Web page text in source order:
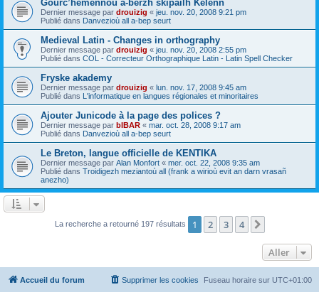
Gourc’hemennoù a-berzh skipailh Kelenn
Dernier message par drouizig « jeu. nov. 20, 2008 9:21 pm
Publié dans Danvezioù all a-bep seurt
Medieval Latin - Changes in orthography
Dernier message par drouizig « jeu. nov. 20, 2008 2:55 pm
Publié dans COL - Correcteur Orthographique Latin - Latin Spell Checker
Fryske akademy
Dernier message par drouizig « lun. nov. 17, 2008 9:45 am
Publié dans L'informatique en langues régionales et minoritaires
Ajouter Junicode à la page des polices ?
Dernier message par bIBAR « mar. oct. 28, 2008 9:17 am
Publié dans Danvezioù all a-bep seurt
Le Breton, langue officielle de KENTIKA
Dernier message par Alan Monfort « mer. oct. 22, 2008 9:35 am
Publié dans Troidigezh meziantoù all (frank a wirioù evit an darn vrasañ
anezho)
La recherche a retourné 197 résultats 1 2 3 4
Aller
Accueil du forum Fuseau horaire sur UTC+01:00
Supprimer les cookies